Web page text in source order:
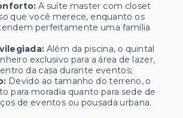
A suíte master com closet
que você merece, enquanto os
perfeitamente uma família
Além da piscina, o quintal
exclusivo para a área de lazer,
da casa durante eventos;
Devido ao tamanho do terreno, o
para moradia quanto para sede de
de eventos ou pousada urbana.